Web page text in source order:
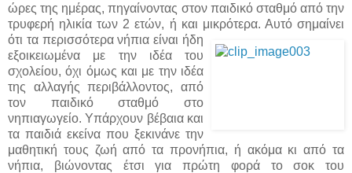
ώρες της ημέρας, πηγαίνοντας στον παιδικό σταθμό από την
τρυφερή ηλικία των 2 ετών, ή και μικρότερα. Αυτό σημαίνει
ότι τα περισσότερα νήπια είναι ήδη
εξοικειωμένα με την ιδέα του
σχολείου, όχι όμως και με την ιδέα
της αλλαγής περιβάλλοντος, από
τον παιδικό σταθμό στο
νηπιαγωγείο. Υπάρχουν βέβαια και
τα παιδιά εκείνα που ξεκινάνε την
μαθητική τους ζωή από τα προνήπια, ή ακόμα κι από τα
νήπια, βιώνοντας έτσι για πρώτη φορά το σοκ του